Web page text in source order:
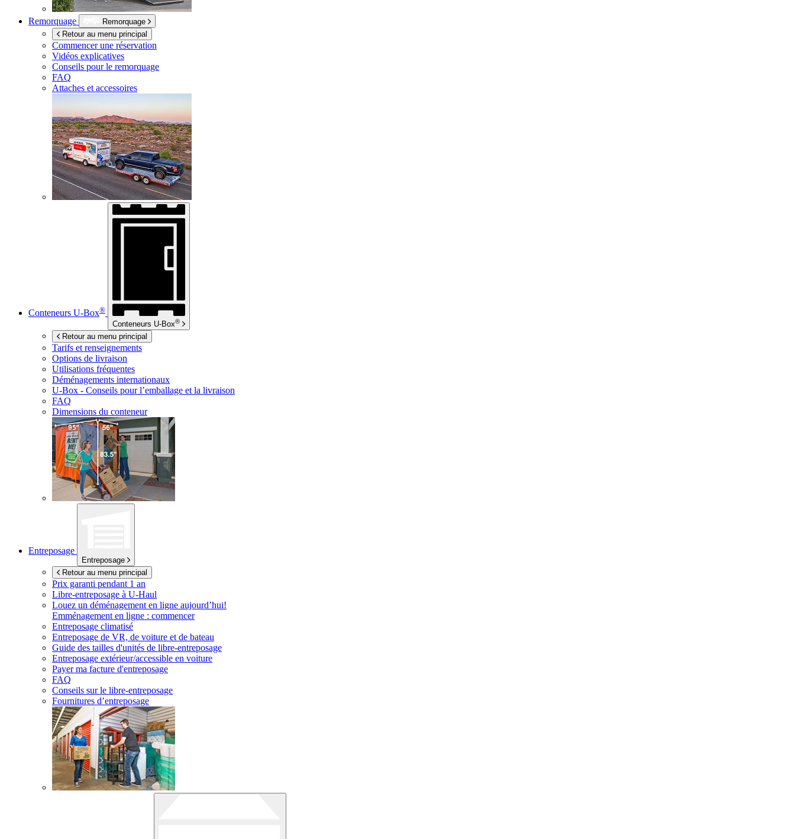
Remorquage
Remorquage
Retour au menu principal
Commencer une réservation
Vidéos explicatives
Conseils pour le remorquage
FAQ
Attaches et accessoires
Conteneurs U-Box®
Conteneurs U-Box®
Retour au menu principal
Tarifs et renseignements
Options de livraison
Utilisations fréquentes
Déménagements internationaux
U-Box - Conseils pour l’emballage et la livraison
FAQ
Dimensions du conteneur
Entreposage
Entreposage
Retour au menu principal
Prix garanti pendant 1 an
Libre-entreposage à U-Haul
Louez un déménagement en ligne aujourd’hui!
Emménagement en ligne : commencer
Entreposage climatisé
Entreposage de VR, de voiture et de bateau
Guide des tailles d'unités de libre-entreposage
Entreposage extérieur/accessible en voiture
Payer ma facture d'entreposage
FAQ
Conseils sur le libre-entreposage
Fournitures d’entreposage